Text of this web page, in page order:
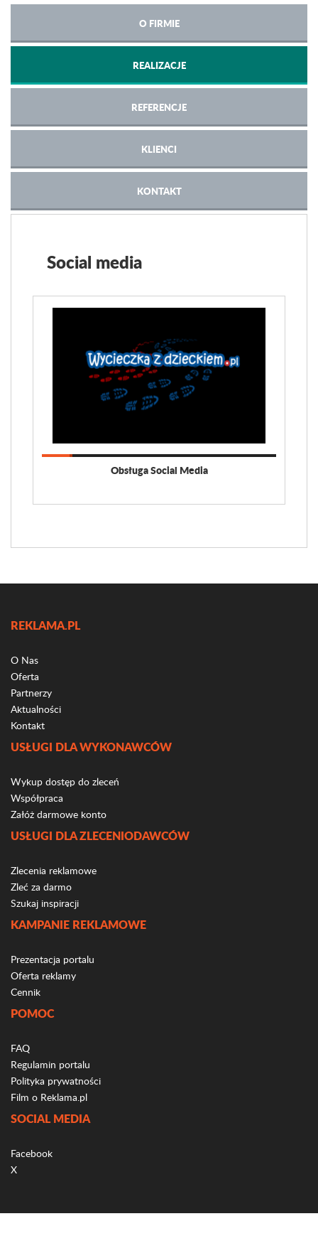
O FIRMIE
REALIZACJE
REFERENCJE
KLIENCI
KONTAKT
Social media
Obsługa Social Media
REKLAMA.PL
O Nas
Oferta
Partnerzy
Aktualności
Kontakt
USŁUGI DLA WYKONAWCÓW
Wykup dostęp do zleceń
Współpraca
Załóż darmowe konto
USŁUGI DLA ZLECENIODAWCÓW
Zlecenia reklamowe
Zleć za darmo
Szukaj inspiracji
KAMPANIE REKLAMOWE
Prezentacja portalu
Oferta reklamy
Cennik
POMOC
FAQ
Regulamin portalu
Polityka prywatności
Film o Reklama.pl
SOCIAL MEDIA
Facebook
X